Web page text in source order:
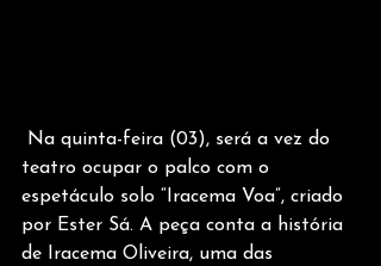
teatro ocupar o palco com o
espetáculo solo “Iracema Voa”, criado
por Ester Sá. A peça conta a história
de Iracema Oliveira, uma das